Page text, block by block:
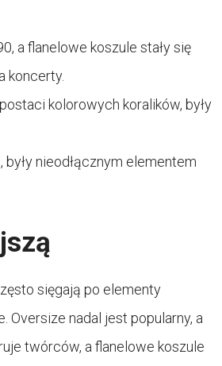
a flanelowe koszule stały się
koncerty.
kolorowych koralików, były
nieodłącznym elementem
sięgają po elementy
nadal jest popularny, a
twórców, a flanelowe koszule